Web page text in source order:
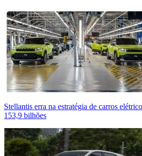
Stellantis erra na estratégia de carros
153,9 bilhões